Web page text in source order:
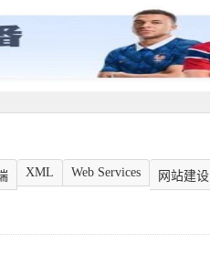
XML Web Services 网站建设